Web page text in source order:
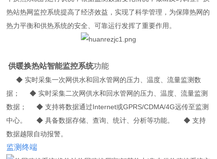
热站热网监控系统提高了经济效益，实现了科学管理，为保障热网的
热力平衡和供热系统的安全、可靠运行发挥了重要作用。
供暖换热站智能监控系统功能
◆ 实时采集一次网供水和回水管网的压力、温度、流量监测数
据；
◆ 实时采集二次网供水和回水管网的压力、温度、流量监测
数据；
◆支持将数据通过Internet或GPRS/CDMA/4G远传至监测
中心。
◆具备数据存储、查询、统计、分析等功能。 ◆支持
数据越限自动报警。
监测终端